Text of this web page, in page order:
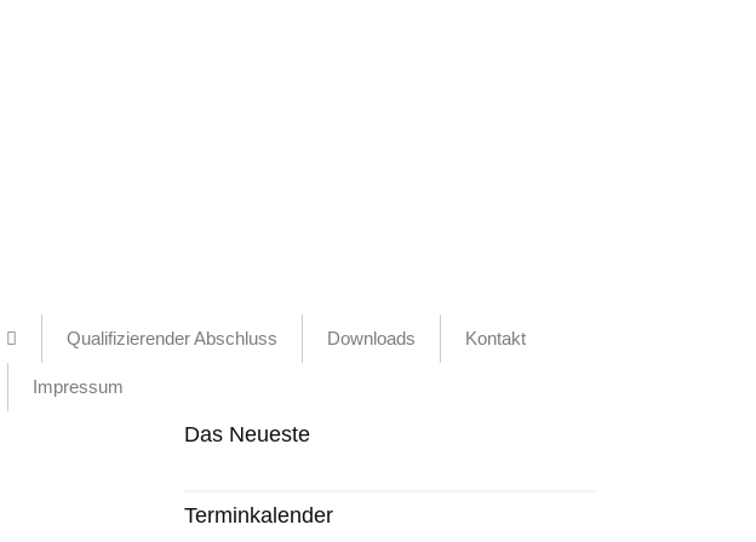
Qualifizierender Abschluss Downloads Kontakt
Impressum
Das Neueste
Terminkalender